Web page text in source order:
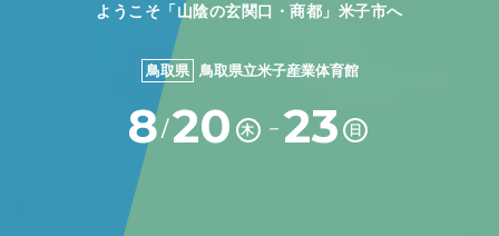
ようこそ「山陰の玄関口・商都」米子市へ
鳥取県 鳥取県立米子産業体育館
8/20 木 － 23 日